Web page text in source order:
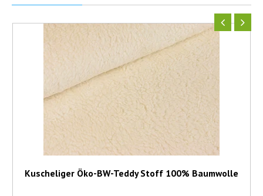
Kuscheliger Öko-BW-Teddy Stoff 100% Baumwolle